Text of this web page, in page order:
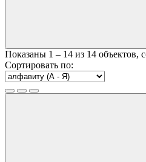
Показаны 1 – 14 из 14 объектов,
Сортировать по: